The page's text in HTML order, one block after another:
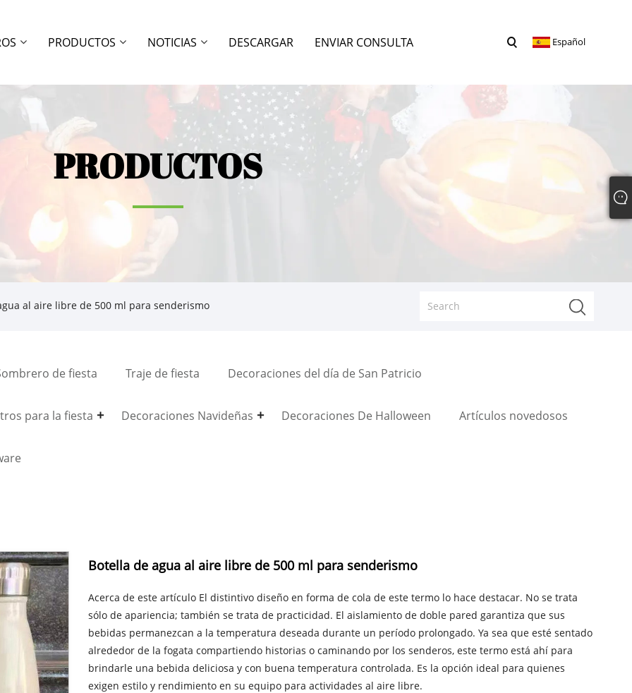
PRODUCTOS NOTICIAS DESCARGAR ENVIAR CONSULTA Español
PRODUCTOS
al aire libre de 500 ml para senderismo
de fiesta Traje de fiesta Decoraciones del día de San Patricio
para la fiesta Decoraciones Navideñas Decoraciones De Halloween Artículos novedosos
Botella de agua al aire libre de 500 ml para senderismo
Acerca de este artículo El distintivo diseño en forma de cola de este termo lo hace destacar. No se trata
sólo de apariencia; también se trata de practicidad. El aislamiento de doble pared garantiza que sus
bebidas permanezcan a la temperatura deseada durante un período prolongado. Ya sea que esté sentado
alrededor de la fogata compartiendo historias o caminando por los senderos, este termo está ahí para
brindarle una bebida deliciosa y con buena temperatura controlada. Es la opción ideal para quienes
exigen estilo y rendimiento en su equipo para actividades al aire libre.